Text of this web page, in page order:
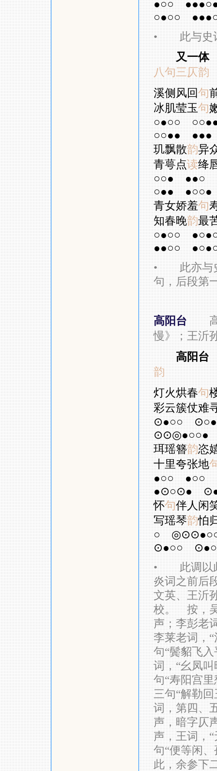
●○○
○●○○
• 此与史词
又一体
八句三仄韵
溪侧风回句
冰肌莹玉句
○●○○
○○●●
●●●
玑飘散韵异
青萼点读绛
○○●
●●○
○●●
●○○●
青女娇羞句
知春晚韵最
○●○○
●●○○
• 此亦与史
句，后段第
高阳台
慢》；王沂
高阳台
韵
灯火烘春句
彩云簇仗难
⊙●○○
⊙⊙◎●○○●
珥瑶簪韵恣
十里夸张地
●○○
●○○
●⊙○⊙●
怀句伴人闲
写瑶琴韵怕
○
⊙●○○
• 此调以此
炎词之前后
文英、王沂
校。 按，
声；李彭老
李莱老词，
句“鬓貂飞
词，“幺凤
句“寿阳宫
三句“解勒
词，第四、
声，暗字仄
声，王词，
句“便等闲
此，余参下